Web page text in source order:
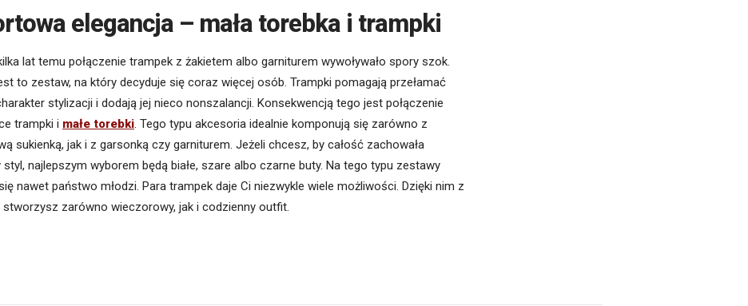
elegancja – mała torebka i trampki
lat temu połączenie trampek z żakietem albo garniturem wywoływało spory szok.
to zestaw, na który decyduje się coraz więcej osób. Trampki pomagają przełamać
stylizacji i dodają jej nieco nonszalancji. Konsekwencją tego jest połączenie
trampki i małe torebki. Tego typu akcesoria idealnie komponują się zarówno z
sukienką, jak i z garsonką czy garniturem. Jeżeli chcesz, by całość zachowała
najlepszym wyborem będą białe, szare albo czarne buty. Na tego typu zestawy
nawet państwo młodzi. Para trampek daje Ci niezwykle wiele możliwości. Dzięki nim z
stworzysz zarówno wieczorowy, jak i codzienny outfit.